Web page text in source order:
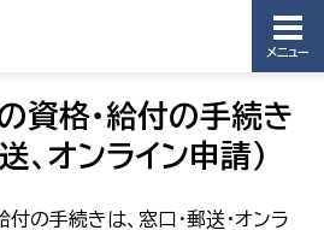
メニュー
資格・給付の手続き
、オンライン申請）
の手続きは、窓口・郵送・オンラ